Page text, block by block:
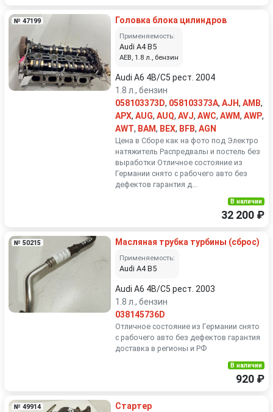
№ 47199 Головка блока цилиндров
Применяемость:
Audi A4 B5
AEB, 1.8 л., бензин
Audi A6 4B/C5 рест. 2004
1.8 л., бензин
058103373D, 058103373A, AJH, AMB,
APX, AUG, AUQ, AVJ, AWC, AWM, AWP,
AWT, BAM, BEX, BFB, AGN
Цена в Сборе как на фото под Электро
натяжитель Распредвалы и постель без
выработки Отличное состояние из
Германии снято с рабочего авто без
дефектов гарантия д...
В наличии
32 200 ₽
№ 50215 Масляная трубка турбины (сброс)
Применяемость:
Audi A4 B5
Audi A6 4B/C5 рест. 2003
1.8 л., бензин
038145736D
Отличное состояние из Германии снято
с рабочего авто без дефектов гарантия
доставка в регионы и РФ
В наличии
920 ₽
№ 49914 Стартер